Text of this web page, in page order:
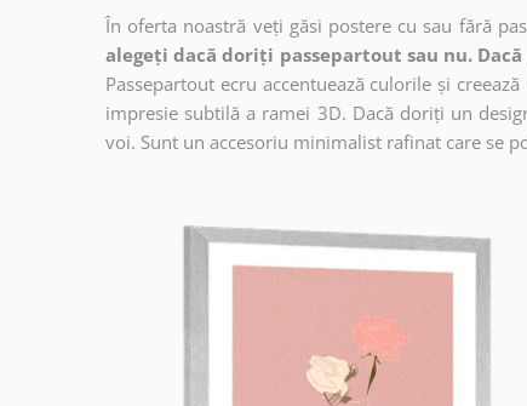
În oferta noastră veți găsi postere cu sau fără
alegeți dacă doriți passepartout sau nu.
Passepartout ecru accentuează culorile și
impresie subtilă a ramei 3D. Dacă doriți un
voi. Sunt un accesoriu minimalist rafinat care se